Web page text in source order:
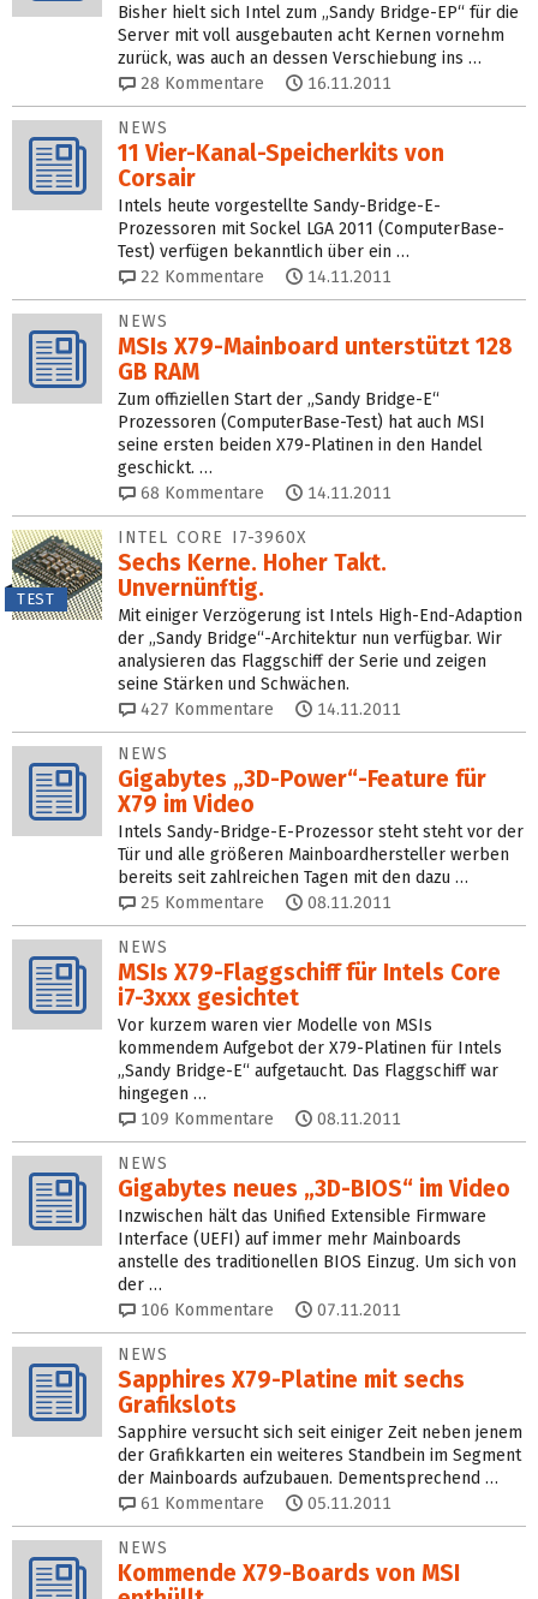
Bisher hielt sich Intel zum „Sandy Bridge-EP“ für die
Server mit voll ausgebauten acht Kernen vornehm
zurück, was auch an dessen Verschiebung ins …
28 Kommentare 16.11.2011
NEWS
11 Vier-Kanal-Speicherkits von
Corsair
Intels heute vorgestellte Sandy-Bridge-E-
Prozessoren mit Sockel LGA 2011 (ComputerBase-
Test) verfügen bekanntlich über ein …
22 Kommentare 14.11.2011
NEWS
MSIs X79-Mainboard unterstützt 128
GB RAM
Zum offiziellen Start der „Sandy Bridge-E“
Prozessoren (ComputerBase-Test) hat auch MSI
seine ersten beiden X79-Platinen in den Handel
geschickt. …
68 Kommentare 14.11.2011
TEST
INTEL CORE I7-3960X
Sechs Kerne. Hoher Takt.
Unvernünftig.
Mit einiger Verzögerung ist Intels High-End-Adaption
der „Sandy Bridge“-Architektur nun verfügbar. Wir
analysieren das Flaggschiff der Serie und zeigen
seine Stärken und Schwächen.
427 Kommentare 14.11.2011
NEWS
Gigabytes „3D-Power“-Feature für
X79 im Video
Intels Sandy-Bridge-E-Prozessor steht steht vor der
Tür und alle größeren Mainboardhersteller werben
bereits seit zahlreichen Tagen mit den dazu …
25 Kommentare 08.11.2011
NEWS
MSIs X79-Flaggschiff für Intels Core
i7-3xxx gesichtet
Vor kurzem waren vier Modelle von MSIs
kommendem Aufgebot der X79-Platinen für Intels
„Sandy Bridge-E“ aufgetaucht. Das Flaggschiff war
hingegen …
109 Kommentare 08.11.2011
NEWS
Gigabytes neues „3D-BIOS“ im Video
Inzwischen hält das Unified Extensible Firmware
Interface (UEFI) auf immer mehr Mainboards
anstelle des traditionellen BIOS Einzug. Um sich von
der …
106 Kommentare 07.11.2011
NEWS
Sapphires X79-Platine mit sechs
Grafikslots
Sapphire versucht sich seit einiger Zeit neben jenem
der Grafikkarten ein weiteres Standbein im Segment
der Mainboards aufzubauen. Dementsprechend …
61 Kommentare 05.11.2011
NEWS
Kommende X79-Boards von MSI